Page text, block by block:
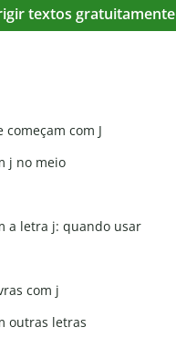
textos gratuitamente
começam com J
j no meio
a letra j: quando usar
com j
outras letras